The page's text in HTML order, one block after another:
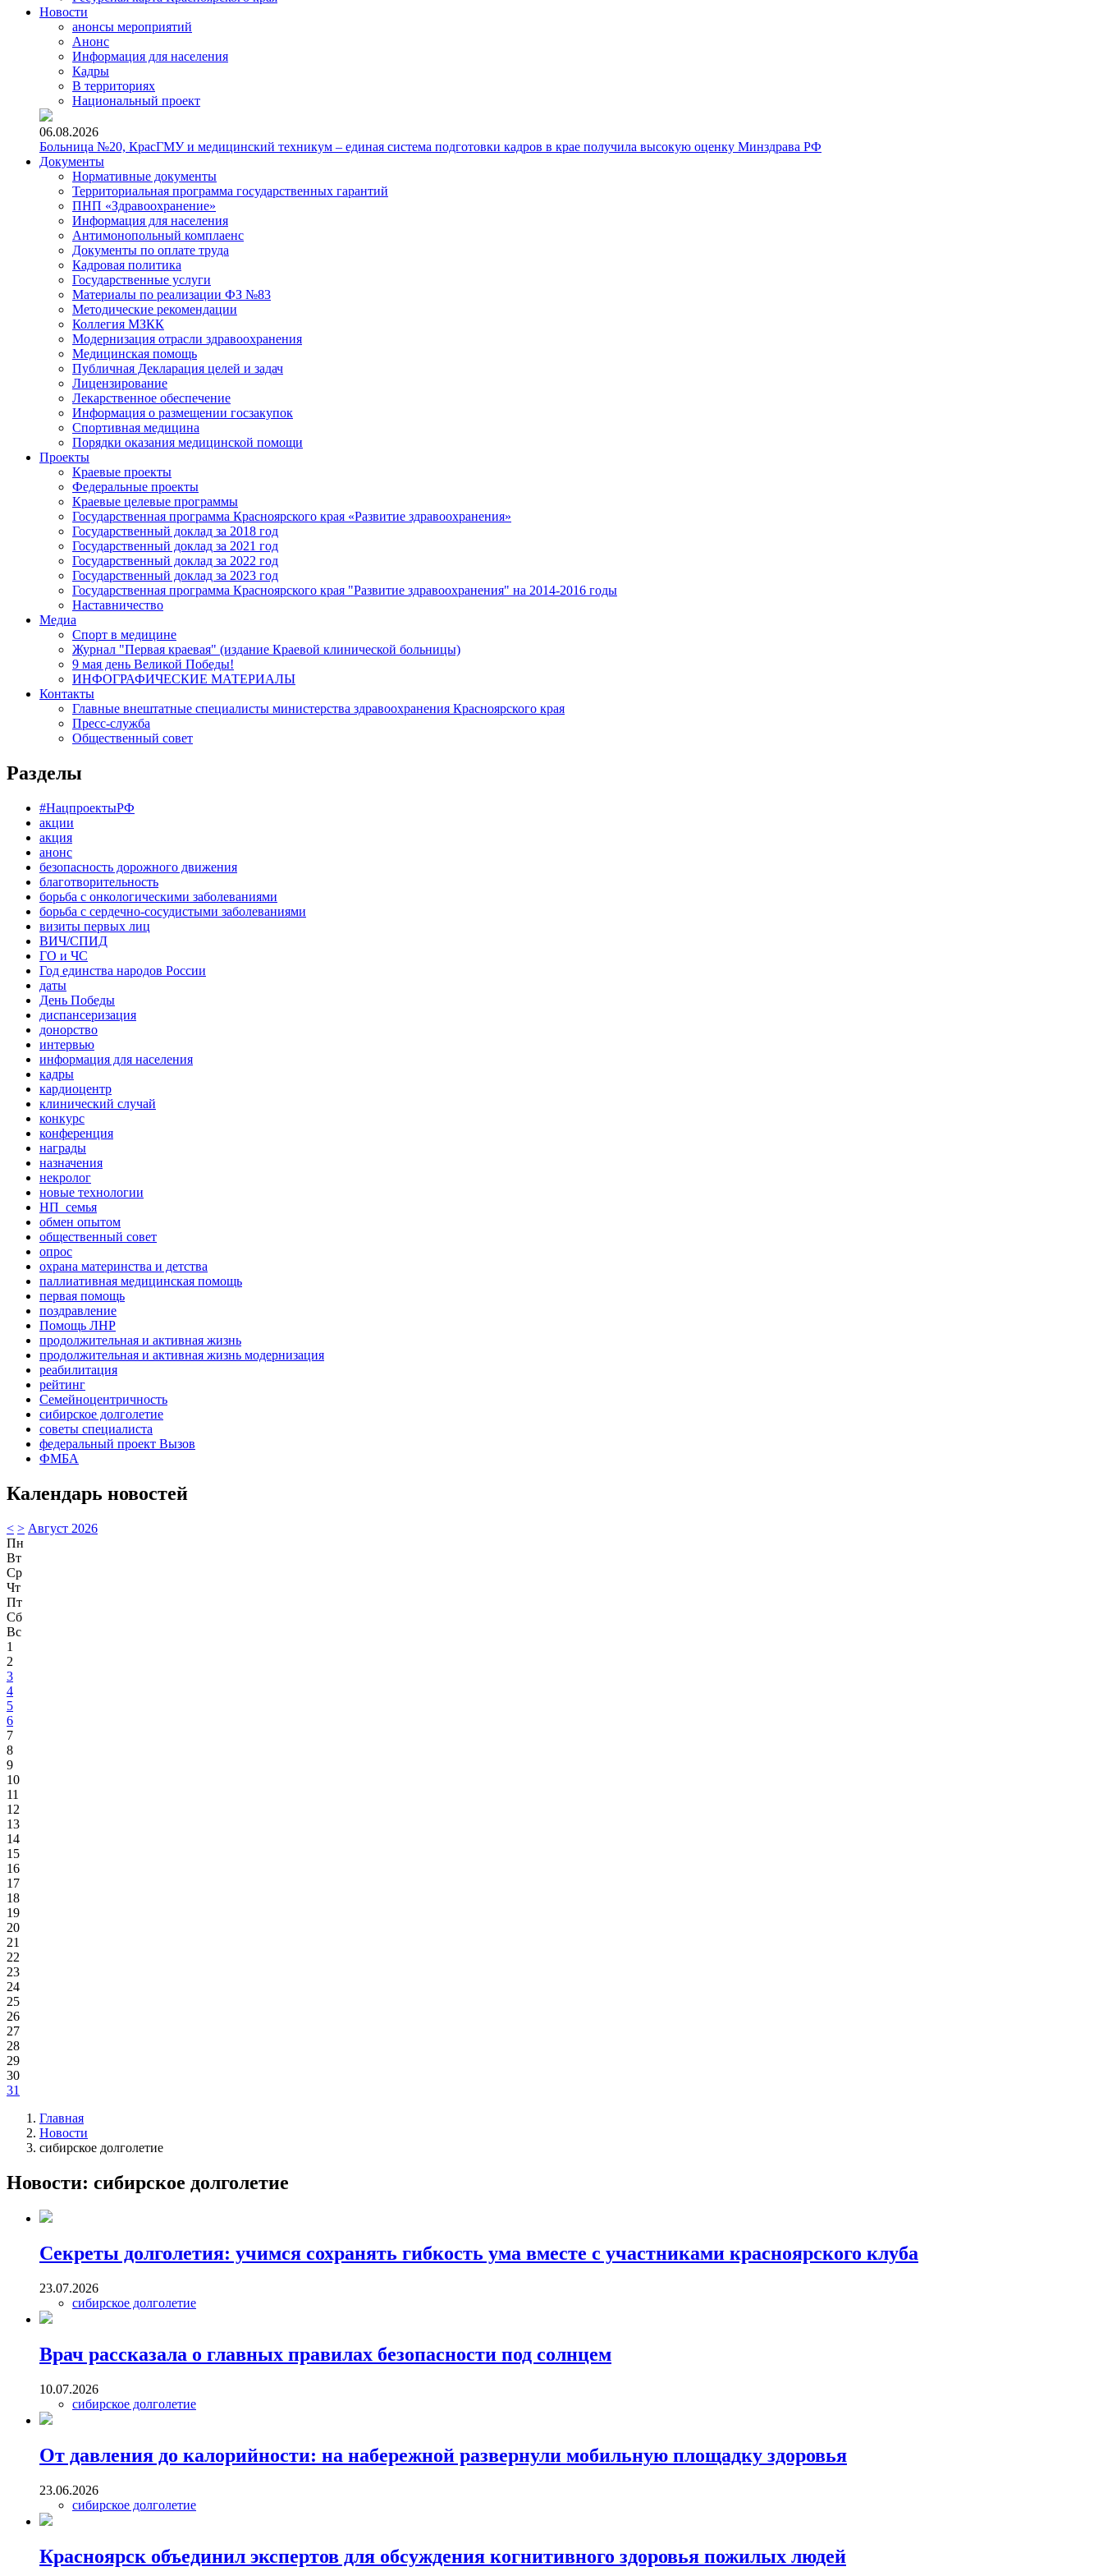
Новости
анонсы мероприятий
Анонс
Информация для населения
Кадры
В территориях
Национальный проект
06.08.2026
Больница №20, КрасГМУ и медицинский техникум – единая система подготовки кадров в крае получила высокую оценку Минздрава РФ
Документы
Нормативные документы
Территориальная программа государственных гарантий
ПНП «Здравоохранение»
Информация для населения
Антимонопольный комплаенс
Документы по оплате труда
Кадровая политика
Государственные услуги
Материалы по реализации ФЗ №83
Методические рекомендации
Коллегия МЗКК
Модернизация отрасли здравоохранения
Медицинская помощь
Публичная Декларация целей и задач
Лицензирование
Лекарственное обеспечение
Информация о размещении госзакупок
Спортивная медицина
Порядки оказания медицинской помощи
Проекты
Краевые проекты
Федеральные проекты
Краевые целевые программы
Государственная программа Красноярского края «Развитие здравоохранения»
Государственный доклад за 2018 год
Государственный доклад за 2021 год
Государственный доклад за 2022 год
Государственный доклад за 2023 год
Государственная программа Красноярского края "Развитие здравоохранения" на 2014-2016 годы
Наставничество
Медиа
Спорт в медицине
Журнал "Первая краевая" (издание Краевой клинической больницы)
9 мая день Великой Победы!
ИНФОГРАФИЧЕСКИЕ МАТЕРИАЛЫ
Контакты
Главные внештатные специалисты министерства здравоохранения Красноярского края
Пресс-служба
Общественный совет
Разделы
#НацпроектыРФ
акции
акция
анонс
безопасность дорожного движения
благотворительность
борьба с онкологическими заболеваниями
борьба с сердечно-сосудистыми заболеваниями
визиты первых лиц
ВИЧ/СПИД
ГО и ЧС
Год единства народов России
даты
День Победы
диспансеризация
донорство
интервью
информация для населения
кадры
кардиоцентр
клинический случай
конкурс
конференция
награды
назначения
некролог
новые технологии
НП_семья
обмен опытом
общественный совет
опрос
охрана материнства и детства
паллиативная медицинская помощь
первая помощь
поздравление
Помощь ЛНР
продолжительная и активная жизнь
продолжительная и активная жизнь модернизация
реабилитация
рейтинг
Семейноцентричность
сибирское долголетие
советы специалиста
федеральный проект Вызов
ФМБА
Календарь новостей
< > Август 2026
Пн
Вт
Ср
Чт
Пт
Сб
Вс
1
2
3
4
5
6
7
8
9
10
11
12
13
14
15
16
17
18
19
20
21
22
23
24
25
26
27
28
29
30
31
Главная
Новости
сибирское долголетие
Новости: сибирское долголетие
Секреты долголетия: учимся сохранять гибкость ума вместе с участниками красноярского клуба
23.07.2026
сибирское долголетие
Врач рассказала о главных правилах безопасности под солнцем
10.07.2026
сибирское долголетие
От давления до калорийности: на набережной развернули мобильную площадку здоровья
23.06.2026
сибирское долголетие
Красноярск объединил экспертов для обсуждения когнитивного здоровья пожилых людей